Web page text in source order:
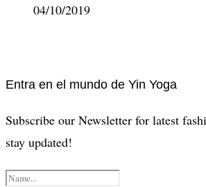
04/10/2019
Entra en el mundo de Yin Yoga
Subscribe our Newsletter for latest
stay updated!